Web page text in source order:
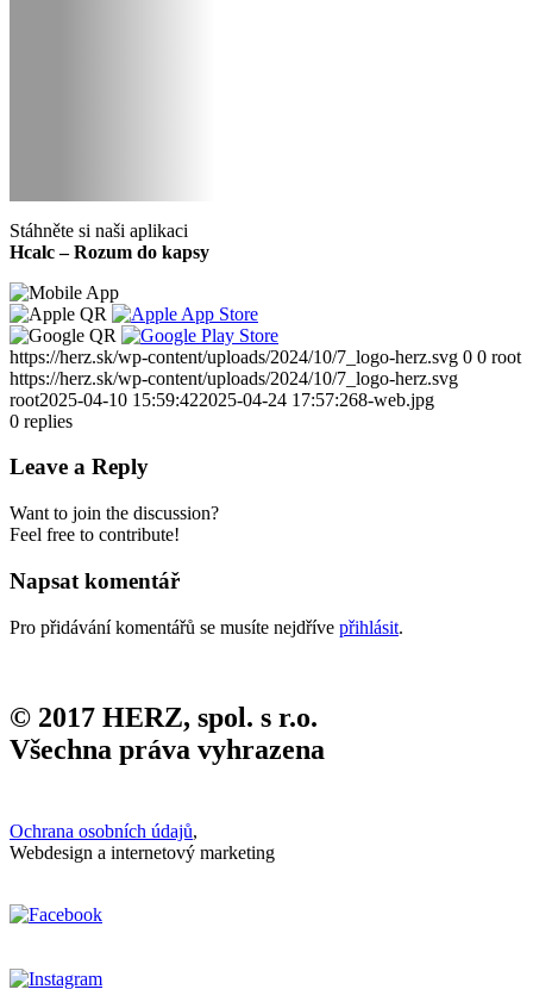
Stáhněte si naši aplikaci
Hcalc – Rozum do kapsy
https://herz.sk/wp-content/uploads/2024/10/7_logo-herz.svg 0 0 root
https://herz.sk/wp-content/uploads/2024/10/7_logo-herz.svg
root2025-04-10 15:59:422025-04-24 17:57:268-web.jpg
0 replies
Leave a Reply
Want to join the discussion?
Feel free to contribute!
Napsat komentář
Pro přidávání komentářů se musíte nejdříve přihlásit.
© 2017 HERZ, spol. s r.o.
Všechna práva vyhrazena
Ochrana osobních údajů,
Webdesign a internetový marketing